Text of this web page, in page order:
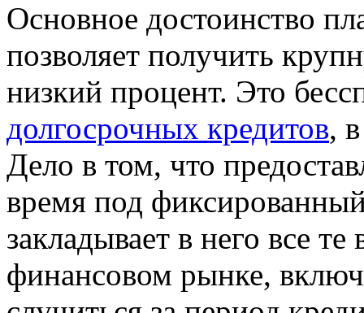
Основное достоинство
позволяет получить
низкий процент. Это
долгосрочных кредитов,
Дело в том, что
время под
закладывает в него все
финансовом рынке,